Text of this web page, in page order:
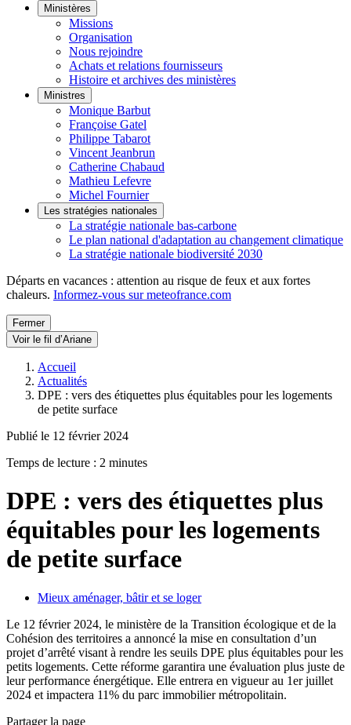
Ministères
Missions
Organisation
Nous rejoindre
Achats et relations fournisseurs
Histoire et archives des ministères
Ministres
Monique Barbut
Françoise Gatel
Philippe Tabarot
Vincent Jeanbrun
Catherine Chabaud
Mathieu Lefevre
Michel Fournier
Les stratégies nationales
La stratégie nationale bas-carbone
Le plan national d'adaptation au changement climatique
La stratégie nationale biodiversité 2030
Départs en vacances : attention au risque de feux et aux fortes
chaleurs. Informez-vous sur meteofrance.com
Fermer
Voir le fil d’Ariane
Accueil
Actualités
DPE : vers des étiquettes plus équitables pour les logements
de petite surface
Publié le 12 février 2024
Temps de lecture : 2 minutes
DPE : vers des étiquettes plus
équitables pour les logements
de petite surface
Mieux aménager, bâtir et se loger
Le 12 février 2024, le ministère de la Transition écologique et de la
Cohésion des territoires a annoncé la mise en consultation d’un
projet d’arrêté visant à rendre les seuils DPE plus équitables pour les
petits logements. Cette réforme garantira une évaluation plus juste de
leur performance énergétique. Elle entrera en vigueur au 1er juillet
2024 et impactera 11% du parc immobilier métropolitain.
Partager la page